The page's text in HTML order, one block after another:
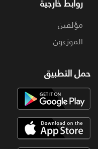
مؤلفين
الموزعون
حمل التطبيق